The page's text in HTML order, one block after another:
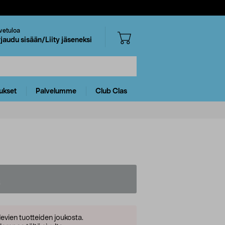
sisään/Liity jäseneksi
Palvelumme Club Clas
tuotteiden joukosta.